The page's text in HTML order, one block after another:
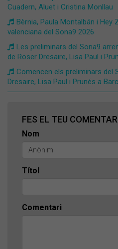
Cuadern, Aluet i Cristina Monllau
Bèrnia, Paula Montalbán i Hey
valenciana del Sona9 2026
Les preliminars del Sona9
de Roser Dresaire, Lisa Paul i
Comencen els preliminars del
Dresaire, Lisa Paul i Prunés a
FES EL TEU
Nom
Títol
Comentari